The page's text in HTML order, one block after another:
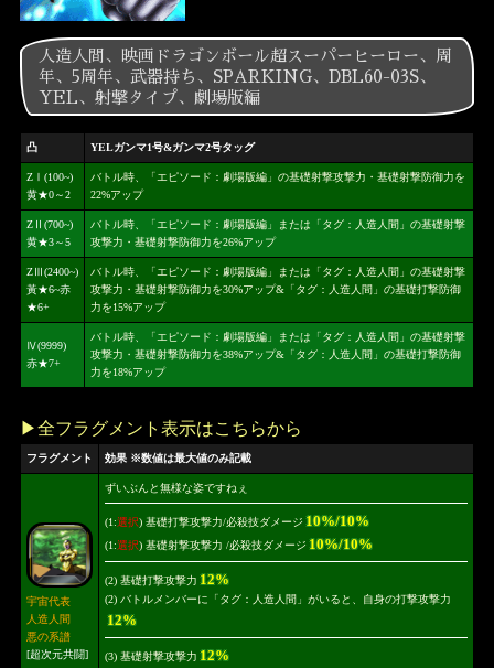
人造人間、映画ドラゴンボール超スーパーヒーロー、周
年、5周年、武器持ち、SPARKING、DBL60-03S、
YEL、射撃タイプ、劇場版編
凸 YELガンマ1号&ガンマ2号タッグ
ZⅠ(100~)
黄★0～2
バトル時、「エピソード：劇場版編」の基礎射撃攻撃力・基礎射撃防御力を
22%アップ
ZⅡ(700~)
黄★3～5
バトル時、「エピソード：劇場版編」または「タグ：人造人間」の基礎射撃
攻撃力・基礎射撃防御力を26%アップ
ZⅢ(2400~)
黃★6~赤
★6+
バトル時、「エピソード：劇場版編」または「タグ：人造人間」の基礎射撃
攻撃力・基礎射撃防御力を30%アップ&「タグ：人造人間」の基礎打撃防御
力を15%アップ
Ⅳ(9999)
赤★7+
バトル時、「エピソード：劇場版編」または「タグ：人造人間」の基礎射撃
攻撃力・基礎射撃防御力を38%アップ&「タグ：人造人間」の基礎打撃防御
力を18%アップ
▶全フラグメント表示はこちらから
フラグメント 効果 ※数値は最大値のみ記載
宇宙代表
人造人間
悪の系譜
[超次元共闘]
ずいぶんと無様な姿ですねぇ
(1:選択) 基礎打撃攻撃力/必殺技ダメージ 10%/10%
(1:選択) 基礎射撃攻撃力 /必殺技ダメージ 10%/10%
(2) 基礎打撃攻撃力 12%
(2) バトルメンバーに「タグ：人造人間」がいると、自身の打撃攻撃力
12%
(3) 基礎射撃攻撃力 12%